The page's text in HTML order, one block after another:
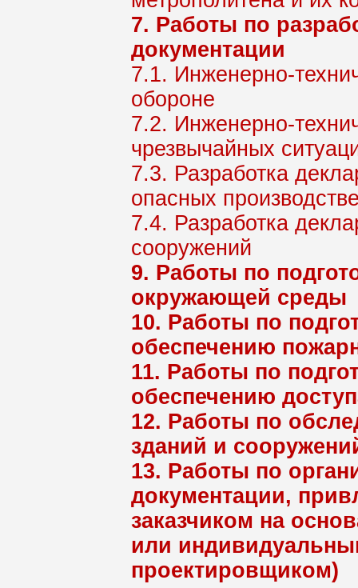
7. Работы по
документации
7.1. Инженерно-
обороне
7.2. Инженерно-
чрезвычайных
7.3. Разработка
опасных
7.4. Разработка
сооружений
9. Работы по
окружающей среды
10. Работы по
обеспечению
11. Работы по
обеспечению
12. Работы по
зданий и
13. Работы по
документации,
заказчиком на
или
проектировщиком)